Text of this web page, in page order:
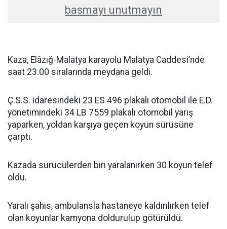
basmayı unutmayın
Kaza, Elâzığ-Malatya karayolu Malatya Caddesi’nde
saat 23.00 sıralarında meydana geldi.
Ç.S.S. idaresindeki 23 ES 496 plakalı otomobil ile E.D.
yönetimindeki 34 LB 7559 plakalı otomobil yarış
yaparken, yoldan karşıya geçen koyun sürüsüne
çarptı.
Kazada sürücülerden biri yaralanırken 30 koyun telef
oldu.
Yaralı şahıs, ambulansla hastaneye kaldırılırken telef
olan koyunlar kamyona doldurulup götürüldü.